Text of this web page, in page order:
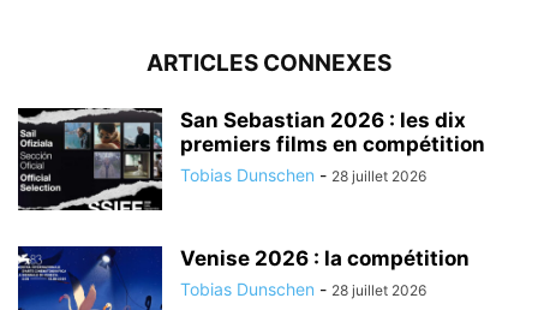
ARTICLES CONNEXES
San Sebastian 2026 : les dix
premiers films en compétition
Tobias Dunschen - 28 juillet 2026
Venise 2026 : la compétition
Tobias Dunschen - 28 juillet 2026